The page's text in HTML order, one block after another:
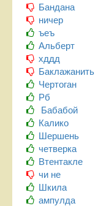
Бандана
ничер
ъеъ
Альберт
хддд
Баклажанить
Чертоган
Рб
Бабабой
Калико
Шершень
четверка
Втентакле
чи не
Шкила
ампулда